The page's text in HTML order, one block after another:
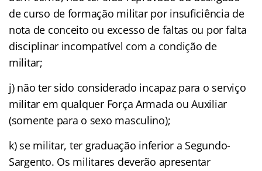
de curso de formação militar por insuficiência de
nota de conceito ou excesso de faltas ou por falta
disciplinar incompatível com a condição de
militar;
j) não ter sido considerado incapaz para o serviço
militar em qualquer Força Armada ou Auxiliar
(somente para o sexo masculino);
k) se militar, ter graduação inferior a Segundo-
Sargento. Os militares deverão apresentar